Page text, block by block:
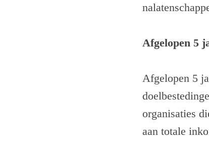
Afgelopen 5
Afgelopen 5
organisaties
aan totale